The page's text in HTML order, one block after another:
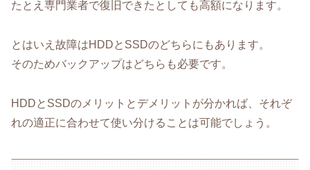
たとえ専門業者で復旧できたとしても高額になります。
とはいえ故障はHDDとSSDのどちらにもあります。
そのためバックアップはどちらも必要です。
HDDとSSDのメリットとデメリットが分かれば、それぞ
れの適正に合わせて使い分けることは可能でしょう。